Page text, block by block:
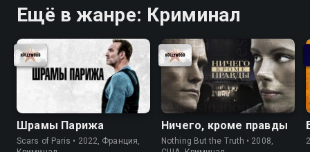
Ещё в жанре: Криминал
Шрамы Парижа
Scars of Paris • 2022, Франция,
Ничего, кроме правды
Nothing But the Truth • 2008,